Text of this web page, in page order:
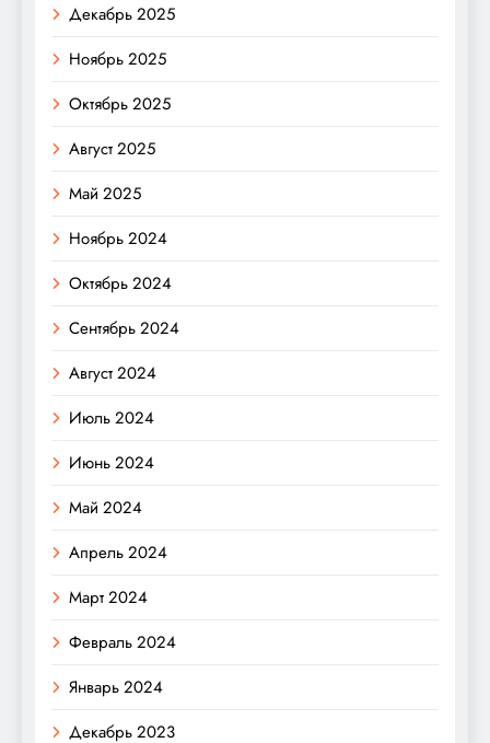
Декабрь 2025
Ноябрь 2025
Октябрь 2025
Август 2025
Май 2025
Ноябрь 2024
Октябрь 2024
Сентябрь 2024
Август 2024
Июль 2024
Июнь 2024
Май 2024
Апрель 2024
Март 2024
Февраль 2024
Январь 2024
Декабрь 2023